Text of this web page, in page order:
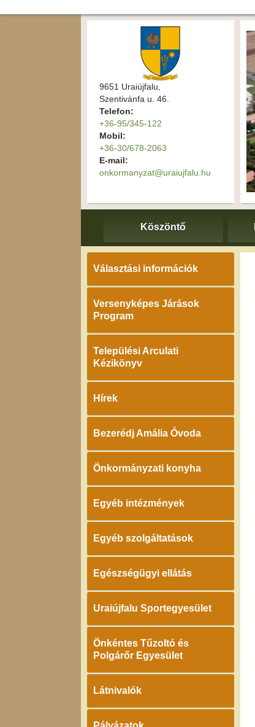
9651 Uraiújfalu,
Szentivánfa u. 46.
Telefon:
+36-95/345-122
Mobil:
+36-30/678-2063
E-mail:
onkormanyzat@uraiujfalu.hu
Köszöntő
Választási információk
Versenyképes Járások
Program
Települési Arculati
Kézikönyv
Hírek
Bezerédj Amália Óvoda
Önkormányzati konyha
Egyéb intézmények
Egyéb szolgáltatások
Egészségügyi ellátás
Uraiújfalu Sportegyesület
Önkéntes Tűzoltó és
Polgárőr Egyesület
Látnivalók